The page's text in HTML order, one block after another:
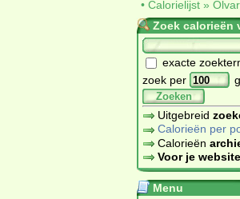
• Calorielijst »
Zoek calorieën
exacte
zoek per
Zoeken
Uitgebreid
Calorieën per
Calorieën
Voor je website
Menu